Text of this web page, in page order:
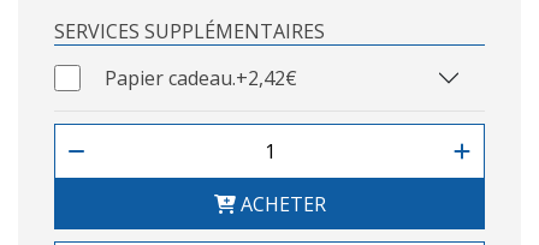
SERVICES SUPPLÉMENTAIRES
Papier cadeau.+2,42€
ACHETER